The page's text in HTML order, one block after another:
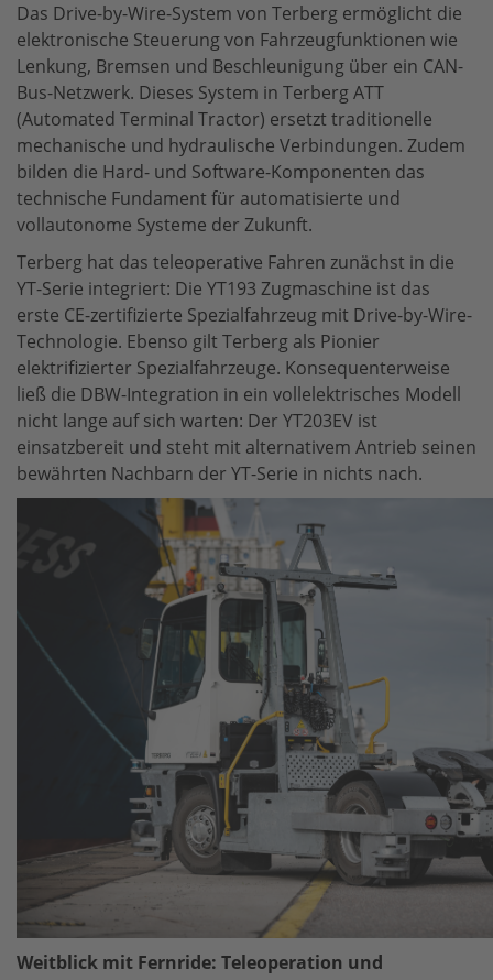
Das Drive-by-Wire-System von Terberg ermöglicht die
elektronische Steuerung von Fahrzeugfunktionen wie
Lenkung, Bremsen und Beschleunigung über ein CAN-
Bus-Netzwerk. Dieses System in Terberg ATT
(Automated Terminal Tractor) ersetzt traditionelle
mechanische und hydraulische Verbindungen. Zudem
bilden die Hard- und Software-Komponenten das
technische Fundament für automatisierte und
vollautonome Systeme der Zukunft.
Terberg hat das teleoperative Fahren zunächst in die
YT-Serie integriert: Die YT193 Zugmaschine ist das
erste CE-zertifizierte Spezialfahrzeug mit Drive-by-Wire-
Technologie. Ebenso gilt Terberg als Pionier
elektrifizierter Spezialfahrzeuge. Konsequenterweise
ließ die DBW-Integration in ein vollelektrisches Modell
nicht lange auf sich warten: Der YT203EV ist
einsatzbereit und steht mit alternativem Antrieb seinen
bewährten Nachbarn der YT-Serie in nichts nach.
Weitblick mit Fernride: Teleoperation und